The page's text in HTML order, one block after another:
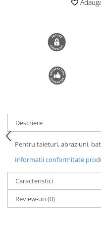
Descriere
Pentru taieturi, abraziuni,
Informatii conformitate
Caracteristici
Review-uri(0)